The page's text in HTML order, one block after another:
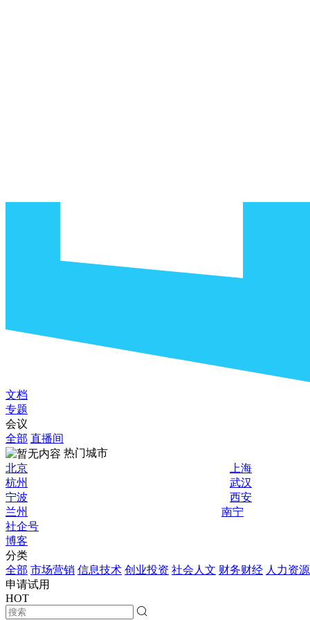
文档
专题
会议
全部 直播间
热门城市
北京
上海
杭州
武汉
宁波
西安
兰州
南宁
社企号
博客
分类
全部 市场营销 信息技术 创业投资 社会人文 财务财经 人力资源
申请试用
HOT